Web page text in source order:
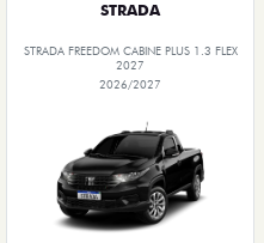
STRADA
STRADA FREEDOM CABINE PLUS 1.3 FLEX
2027
2026/2027